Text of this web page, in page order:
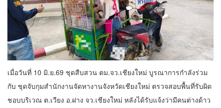
เมื่อวันที่ 10 มิ.ย.69 ชุดสืบสวน ตม.จว.เชียงใหม่ บูรณาการกำลังร่วม
กับ ชุดจับกุมสำนักงานจัดหางานจังหวัดเชียงใหม่ ตรวจสอบพื้นที่รับผิด
ชอบบริเวณ ต.เวียง อ.ฝาง จว.เชียงใหม่ หลังได้รับแจ้งว่ามีคนต่างด้าว